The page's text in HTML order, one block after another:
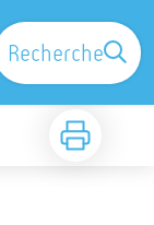
Recherche
Imprimer